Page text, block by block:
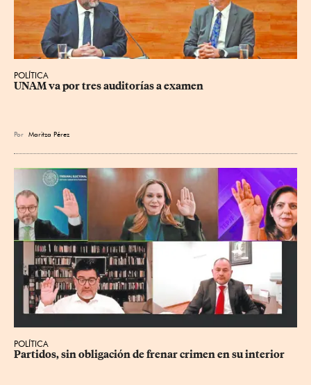
POLÍTICA
UNAM va por tres auditorías a examen
Por Maritza Pérez
POLÍTICA
Partidos, sin obligación de frenar crimen en su interior